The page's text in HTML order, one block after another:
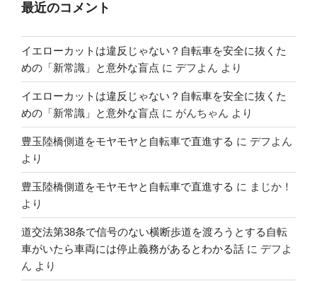
最近のコメント
イエローカットは違反じゃない？自転車を安全に抜くた
めの「新常識」と意外な盲点 に デフよん より
イエローカットは違反じゃない？自転車を安全に抜くた
めの「新常識」と意外な盲点 に がんちゃん より
豊玉陸橋側道をモヤモヤと自転車で直進する に デフよん
より
豊玉陸橋側道をモヤモヤと自転車で直進する に まじか！
より
道交法第38条で信号のない横断歩道を渡ろうとする自転
車がいたら車両には停止義務があるとわかる話 に デフよ
ん より